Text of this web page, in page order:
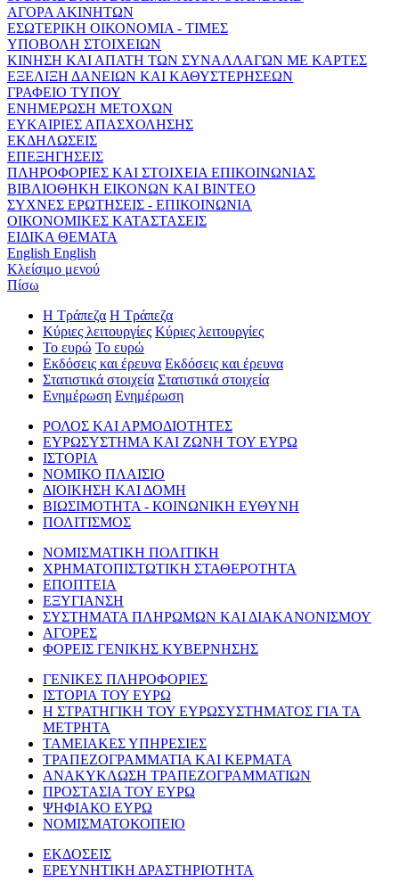
ΑΓΟΡΑ ΑΚΙΝΗΤΩΝ
ΕΣΩΤΕΡΙΚΗ ΟΙΚΟΝΟΜΙΑ - ΤΙΜΕΣ
ΥΠΟΒΟΛΗ ΣΤΟΙΧΕΙΩΝ
ΚΙΝΗΣΗ ΚΑΙ ΑΠΑΤΗ ΤΩΝ ΣΥΝΑΛΛΑΓΩΝ ΜΕ ΚΑΡΤΕΣ
ΕΞΕΛΙΞΗ ΔΑΝΕΙΩΝ ΚΑΙ ΚΑΘΥΣΤΕΡΗΣΕΩΝ
ΓΡΑΦΕΙΟ ΤΥΠΟΥ
ΕΝΗΜΕΡΩΣΗ ΜΕΤΟΧΩΝ
ΕΥΚΑΙΡΙΕΣ ΑΠΑΣΧΟΛΗΣΗΣ
ΕΚΔΗΛΩΣΕΙΣ
ΕΠΕΞΗΓΗΣΕΙΣ
ΠΛΗΡΟΦΟΡΙΕΣ ΚΑΙ ΣΤΟΙΧΕΙΑ ΕΠΙΚΟΙΝΩΝΙΑΣ
ΒΙΒΛΙΟΘΗΚΗ ΕΙΚΟΝΩΝ ΚΑΙ ΒΙΝΤΕΟ
ΣΥΧΝΕΣ ΕΡΩΤΗΣΕΙΣ - ΕΠΙΚΟΙΝΩΝΙΑ
ΟΙΚΟΝΟΜΙΚΕΣ ΚΑΤΑΣΤΑΣΕΙΣ
ΕΙΔΙΚΑ ΘΕΜΑΤΑ
English English
Κλείσιμο μενού
Πίσω
Η Τράπεζα Η Τράπεζα
Κύριες λειτουργίες Κύριες λειτουργίες
Το ευρώ Το ευρώ
Εκδόσεις και έρευνα Εκδόσεις και έρευνα
Στατιστικά στοιχεία Στατιστικά στοιχεία
Ενημέρωση Ενημέρωση
ΡΟΛΟΣ ΚΑΙ ΑΡΜΟΔΙΟΤΗΤΕΣ
ΕΥΡΩΣΥΣΤΗΜΑ ΚΑΙ ΖΩΝΗ ΤΟΥ ΕΥΡΩ
ΙΣΤΟΡΙΑ
ΝΟΜΙΚΟ ΠΛΑΙΣΙΟ
ΔΙΟΙΚΗΣΗ ΚΑΙ ΔΟΜΗ
ΒΙΩΣΙΜΟΤΗΤΑ - ΚΟΙΝΩΝΙΚΗ ΕΥΘΥΝΗ
ΠΟΛΙΤΙΣΜΟΣ
ΝΟΜΙΣΜΑΤΙΚΗ ΠΟΛΙΤΙΚΗ
ΧΡΗΜΑΤΟΠΙΣΤΩΤΙΚΗ ΣΤΑΘΕΡΟΤΗΤΑ
ΕΠΟΠΤΕΙΑ
ΕΞΥΓΙΑΝΣΗ
ΣΥΣΤΗΜΑΤΑ ΠΛΗΡΩΜΩΝ ΚΑΙ ΔΙΑΚΑΝΟΝΙΣΜΟΥ
ΑΓΟΡΕΣ
ΦΟΡΕΙΣ ΓΕΝΙΚΗΣ ΚΥΒΕΡΝΗΣΗΣ
ΓΕΝΙΚΕΣ ΠΛΗΡΟΦΟΡΙΕΣ
ΙΣΤΟΡΙΑ ΤΟΥ ΕΥΡΩ
Η ΣΤΡΑΤΗΓΙΚΗ ΤΟΥ ΕΥΡΩΣΥΣΤΗΜΑΤΟΣ ΓΙΑ ΤΑ
ΜΕΤΡΗΤΑ
ΤΑΜΕΙΑΚΕΣ ΥΠΗΡΕΣΙΕΣ
ΤΡΑΠΕΖΟΓΡΑΜΜΑΤΙΑ ΚΑΙ ΚΕΡΜΑΤΑ
ΑΝΑΚΥΚΛΩΣΗ ΤΡΑΠΕΖΟΓΡΑΜΜΑΤΙΩΝ
ΠΡΟΣΤΑΣΙΑ ΤΟΥ ΕΥΡΩ
ΨΗΦΙΑΚΟ ΕΥΡΩ
ΝΟΜΙΣΜΑΤΟΚΟΠΕΙΟ
ΕΚΔΟΣΕΙΣ
ΕΡΕΥΝΗΤΙΚΗ ΔΡΑΣΤΗΡΙΟΤΗΤΑ